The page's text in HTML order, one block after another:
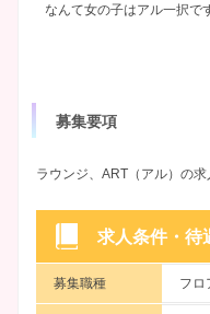
なんて女の子はアル一択で
募集要項
ラウンジ、ART（アル）の求
求人条件・待
募集職種 フロ